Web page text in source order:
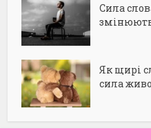
Сила
Як щирі
сила